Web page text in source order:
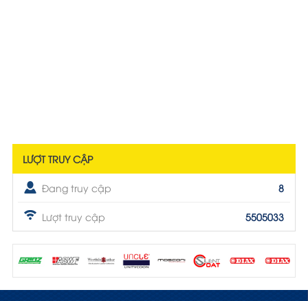
LƯỢT TRUY CẬP
Đang truy cập 8
Lượt truy cập 5505033